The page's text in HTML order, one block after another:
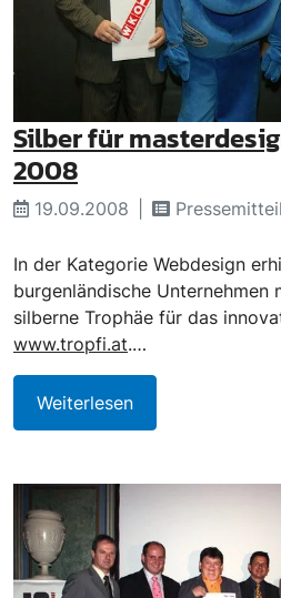
Silber für
2008
19.09.2008
In der Kategorie Webdesign
burgenländische Unternehmen
silberne Trophäe für das
www.tropfi.at.…
Weiterlesen